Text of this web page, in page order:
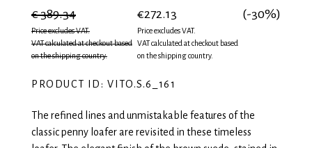
€ 389.34
Price excludes VAT.
VAT calculated at checkout based
on the shipping country.
€272.13
Price excludes VAT.
VAT calculated at checkout based
on the shipping country.
(-30%)
PRODUCT ID: VITO.S.6_161
The refined lines and unmistakable features of the
classic penny loafer are revisited in these timeless